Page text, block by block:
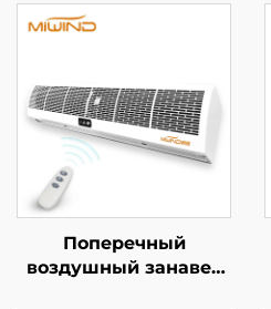
Поперечный
воздушный занавес